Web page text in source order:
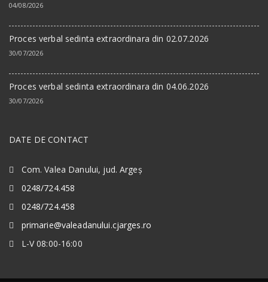
04/08/2026
Proces verbal sedinta extraordinara din 02.07.2026
30/07/2026
Proces verbal sedinta extraordinara din 04.06.2026
30/07/2026
DATE DE CONTACT
Com. Valea Danului, jud. Argeș
0248/724.458
0248/724.458
primarie@valeadanului.cjarges.ro
L-V 08:00-16:00